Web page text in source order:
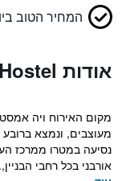
המחיר הטוב
אודות Via Amsterdam - Hostel
נסיעה במטרו ממרכז
אורבני בכל רחבי